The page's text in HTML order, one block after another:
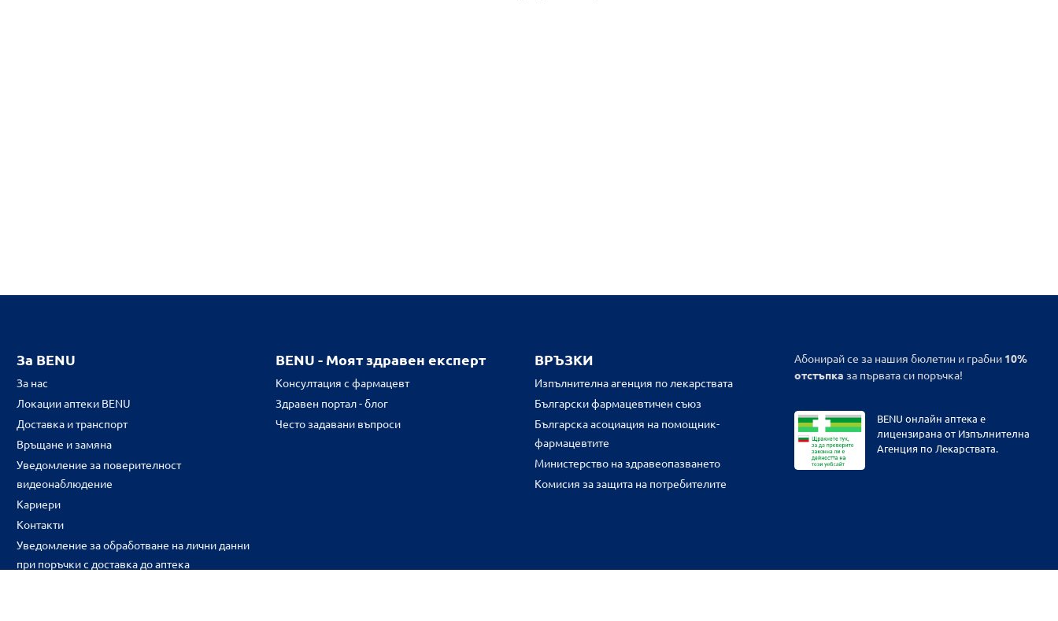
За BENU
За нас
Локации аптеки BENU
Доставка и транспорт
Връщане и замяна
Уведомление за поверителност
видеонаблюдение
Кариери
Контакти
Уведомление за обработване на лични данни
при поръчки с доставка до аптека
BENU - Моят здравен експерт
Консултация с фармацевт
Здравен портал - блог
Често задавани въпроси
ВРЪЗКИ
Изпълнителна агенция по лекарствата
Български фармацевтичен съюз
Българска асоциация на помощник-
фармацевтите
Министерство на здравеопазването
Комисия за защита на потребителите
Абонирай се за нашия бюлетин и грабни 10%
отстъпка за първата си поръчка!
BENU онлайн аптека е
лицензирана от Изпълнителна
Агенция по Лекарствата.